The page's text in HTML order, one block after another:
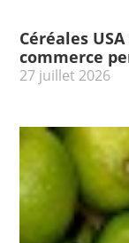
Céréales
commerce
27 juillet 2026